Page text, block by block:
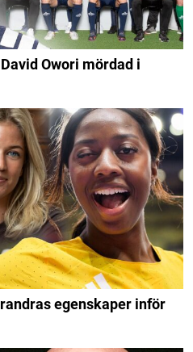
Owori mördad i
egenskaper inför